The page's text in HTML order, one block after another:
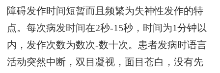
障碍发作时间短暂而且频繁为失神性发作的特
点。每次病发时间在2秒-15秒，时间为1分钟以
内，发作次数为数次-数十次。患者发病时语言
活动突然中断，双目凝视，面目苍白，没有先